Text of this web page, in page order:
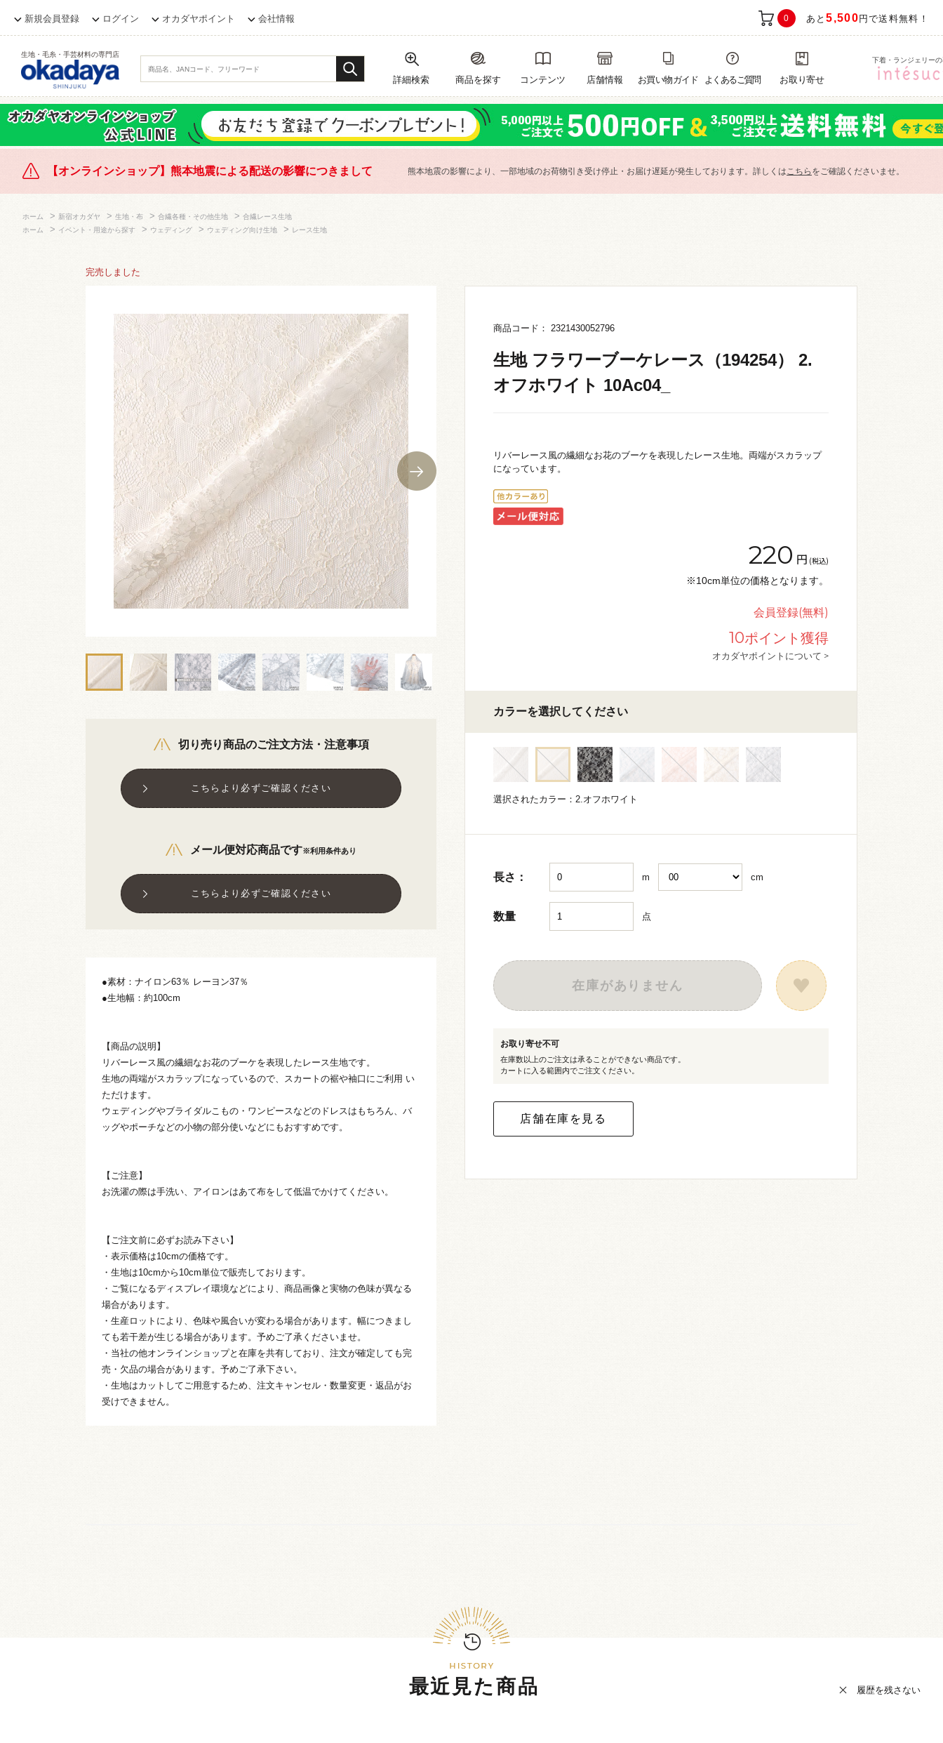
新規会員登録 ログイン オカダヤポイント 会社情報 0 あと5,500 円で送料無料！
生地・毛糸・手芸材料の専門店
詳細検索 商品を探す コンテンツ 店舗情報 お買い物ガイド よくあるご質問 お取り寄せ
下着・ランジェリー
【オンラインショップ】熊本地震による配送の影響につきまして 熊本地震の影響により、一部地域のお荷物引き受け停止・お届け遅延が発生しております。詳しくはこちら をご確認くださいませ。
ホーム > 新宿オカダヤ > 生地・布 > 合繊各種・その他生地 > 合繊レース生地
ホーム
> イベント・用途から探す > ウェディング > ウェディング向け生地 > レース生地
完売しました
切り売り商品のご注文方法・注意事項
こちらより必ずご確認ください
メール便対応商品です※利用条件あり
こちらより必ずご確認ください
●素材：ナイロン63％ レーヨン37％
●生地幅：約100cm
【商品の説明】
リバーレース風の繊細なお花のブーケを表現したレース生地です。
生地の両端がスカラップになっているので、スカートの裾や袖口にご利用 い
ただけます。
ウェディングやブライダルこもの・ワンピースなどのドレスはもちろん、バ
ッグやポーチなどの小物の部分使いなどにもおすすめです。
【ご注意】
お洗濯の際は手洗い、アイロンはあて布をして低温でかけてください。
【ご注文前に必ずお読み下さい】
・表示価格は10cmの価格です。
・生地は10cmから10cm単位で販売しております。
・ご覧になるディスプレイ環境などにより、商品画像と実物の色味が異なる
場合があります。
・生産ロットにより、色味や風合いが変わる場合があります。幅につきまし
ても若干差が生じる場合があります。予めご了承くださいませ。
・当社の他オンラインショップと在庫を共有しており、注文が確定しても完
売・欠品の場合があります。予めご了承下さい。
・生地はカットしてご用意するため、注文キャンセル・数量変更・返品がお
受けできません。
商品コード： 2321430052796
生地 フラワーブーケレース（194254） 2.
オフホワイト 10Ac04_
リバーレース風の繊細なお花のブーケを表現したレース生地。両端がスカラップ
になっています。
220 円 (税込)
※10cm単位の価格となります。
会員登録(無料)
10ポイント獲得
オカダヤポイントについて >
カラーを選択してください
選択されたカラー：2.オフホワイト
長さ： m cm
数量 点
在庫がありません
お取り寄せ不可
在庫数以上のご注文は承ることができない商品です。
カートに入る範囲内でご注文ください。
最近見た商品 履歴を残さない